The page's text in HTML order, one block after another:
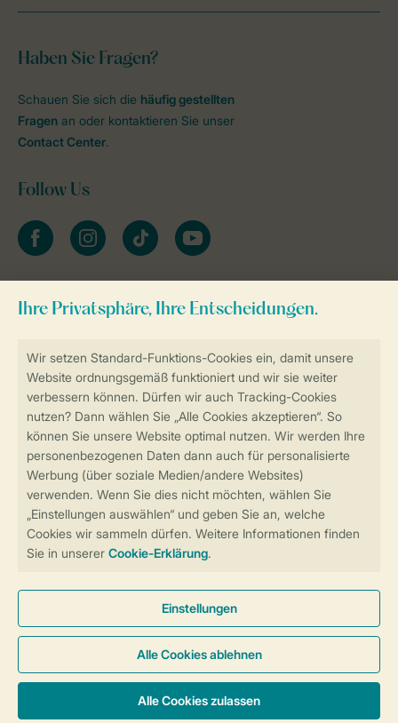
Weitere Informationen und Einstellungen
Sicher und schnell zur Online-Buchung
Sichere Datenübertragung
Sicheres Bezahlen
Haben Sie Fragen?
Schauen Sie sich die häufig gestellten
Fragen an oder kontaktieren Sie unser
Contact Center.
Follow Us
facebookinstagramtiktok youtube
Zum Newsletter anmelden